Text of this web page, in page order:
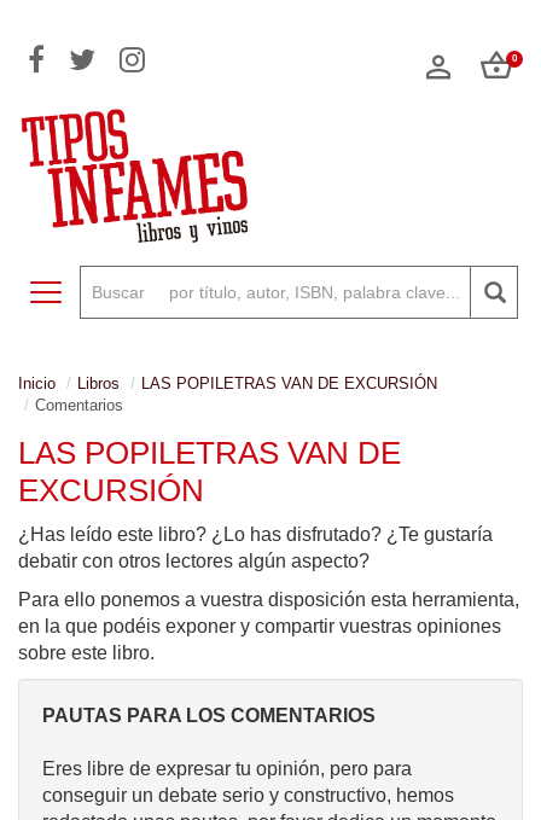
0
Toggle navigation
Inicio Libros
LAS POPILETRAS VAN DE EXCURSIÓN
Comentarios
LAS POPILETRAS VAN DE
EXCURSIÓN
¿Has leído este libro? ¿Lo has disfrutado? ¿Te gustaría
debatir con otros lectores algún aspecto?
Para ello ponemos a vuestra disposición esta herramienta,
en la que podéis exponer y compartir vuestras opiniones
sobre este libro.
PAUTAS PARA LOS COMENTARIOS
Eres libre de expresar tu opinión, pero para
conseguir un debate serio y constructivo, hemos